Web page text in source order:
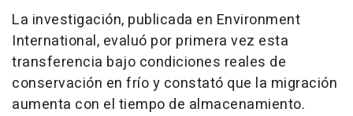
La investigación, publicada en Environment
International, evaluó por primera vez esta
transferencia bajo condiciones reales de
conservación en frío y constató que la migración
aumenta con el tiempo de almacenamiento.